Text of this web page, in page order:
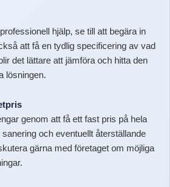
hjälp, se till att begära in
att få en tydlig specificering av vad
det lättare att jämföra och hitta den
lösningen.
genom att få ett fast pris på hela
och eventuellt återställande
gärna med företaget om möjliga